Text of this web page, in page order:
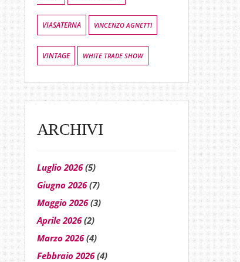
VIASATERNA VINCENZO AGNETTI
VINTAGE WHITE TRADE SHOW
ARCHIVI
Luglio 2026(5)
Giugno 2026(7)
Maggio 2026(3)
Aprile 2026(2)
Marzo 2026(4)
Febbraio 2026(4)